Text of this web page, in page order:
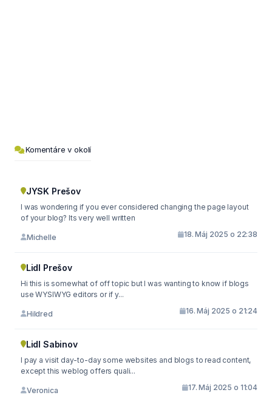
Komentáre v okolí
JYSK Prešov
I was wondering if you ever considered changing the page layout
of your blog? Its very well written
Michelle 18. Máj 2025 o 22:38
Lidl Prešov
Hi this is somewhat of off topic but I was wanting to know if blogs
use WYSIWYG editors or if y...
Hildred 16. Máj 2025 o 21:24
Lidl Sabinov
I pay a visit day-to-day some websites and blogs to read content,
except this weblog offers quali...
Veronica 17. Máj 2025 o 11:04